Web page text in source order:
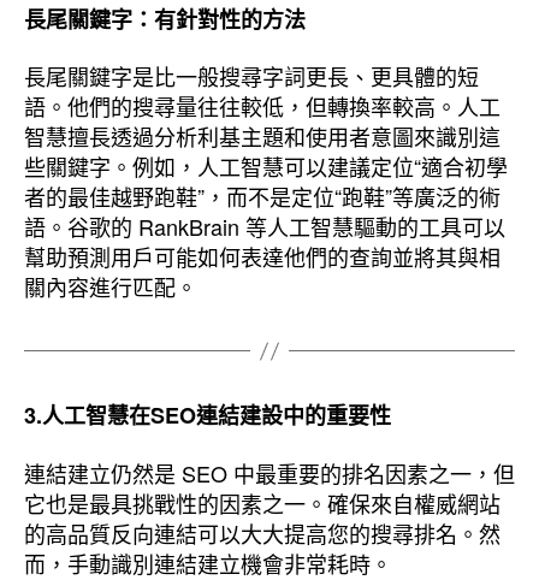
長尾關鍵字：有針對性的方法
長尾關鍵字是比一般搜尋字詞更長、更具體的短
語。他們的搜尋量往往較低，但轉換率較高。人工
智慧擅長透過分析利基主題和使用者意圖來識別這
些關鍵字。例如，人工智慧可以建議定位“適合初學
者的最佳越野跑鞋”，而不是定位“跑鞋”等廣泛的術
語。谷歌的 RankBrain 等人工智慧驅動的工具可以
幫助預測用戶可能如何表達他們的查詢並將其與相
關內容進行匹配。
3.人工智慧在SEO連結建設中的重要性
連結建立仍然是 SEO 中最重要的排名因素之一，但
它也是最具挑戰性的因素之一。確保來自權威網站
的高品質反向連結可以大大提高您的搜尋排名。然
而，手動識別連結建立機會非常耗時。